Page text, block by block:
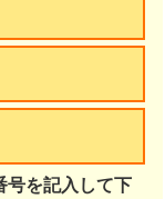
号を記入して下